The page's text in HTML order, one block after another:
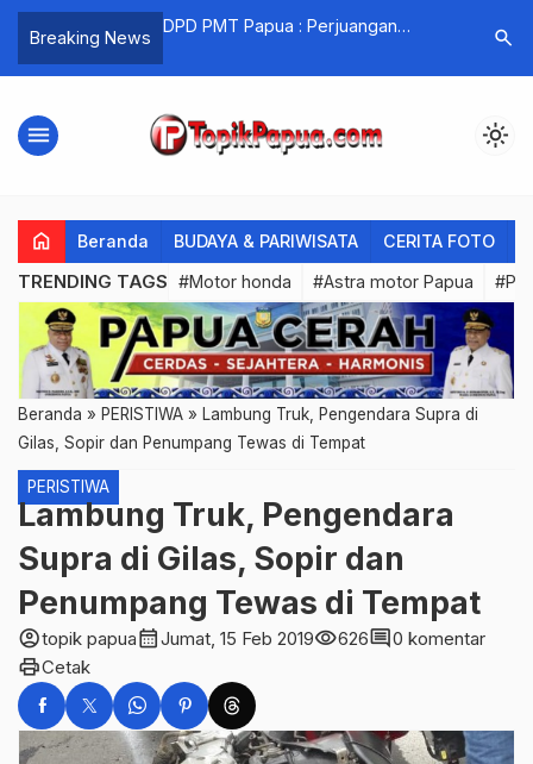
Breaking News
DPD PMT Papua : Perjuangan
Selesai..!
Tokoh
search
menu light_mode
home Beranda BUDAYA & PARIWISATA CERITA FOTO
TRENDING TAGS #Motor honda #Astra motor Papua
Beranda » PERISTIWA » Lambung Truk, Pengendara Supra di
Gilas, Sopir dan Penumpang Tewas di Tempat
PERISTIWA
Lambung Truk, Pengendara
Supra di Gilas, Sopir dan
Penumpang Tewas di Tempat
account_circletopik papuacalendar_monthJumat, 15 Feb 2019visibility626comment0 komentar
printCetak